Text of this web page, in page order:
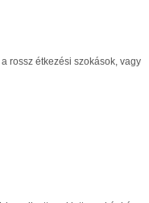
rossz étkezési szokások, vagy